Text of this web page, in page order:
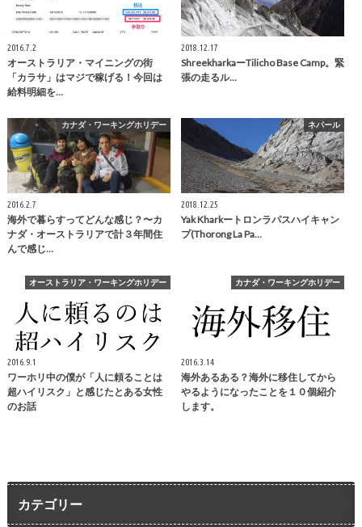
2016.7.2
オーストラリア・マイニングの街
「カラサ」はマジで稼げる！今回は
給料明細を…
2018.12.17
ShreekharkaーTilicho Base Camp。緊
張の走るル…
カナダ・ワーキングホリデー
2016.2.7
海外で暮らすってどんな感じ？〜カ
ナダ・オーストラリアで計３年間住
んで感じ…
ネパール
2018.12.25
Yak Kharkートロンラパスハイキャン
プ(Thorong La Pa…
オーストラリア・ワーキングホリデー
2016.9.1
ワーホリ中の僕が「人に頼ることは
超ハイリスク」と感じたとある女性
のお話
カナダ・ワーキングホリデー
2016.3.14
海外あるある？海外に移住してから
やるようになったことを１０個紹介
します。
カテゴリー